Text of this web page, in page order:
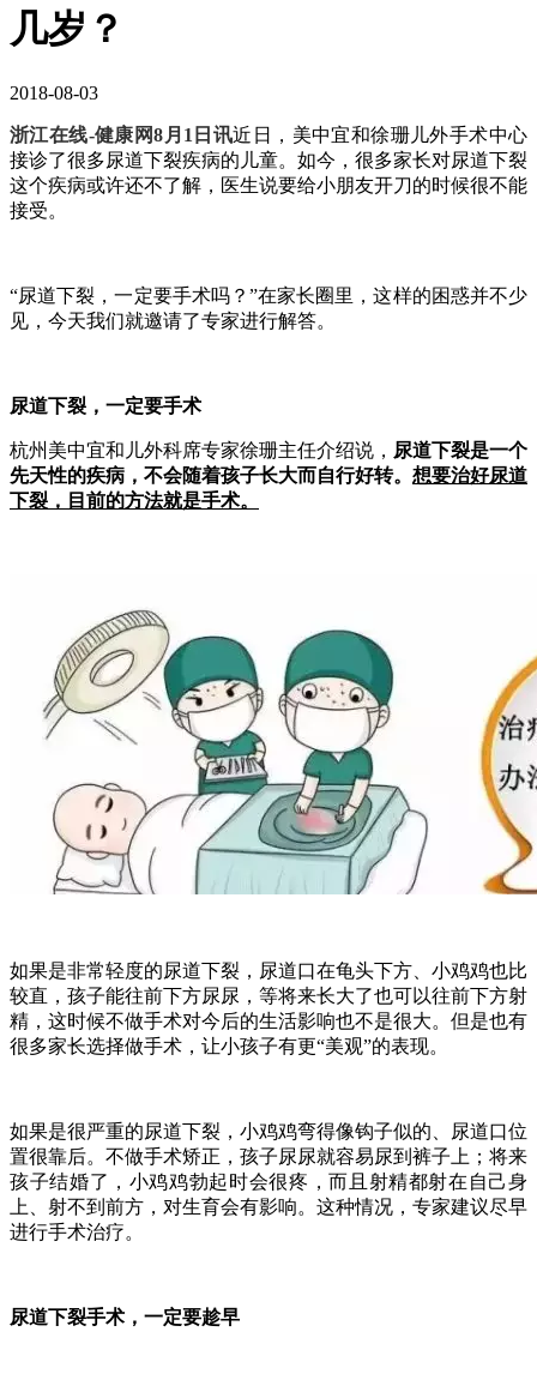
几岁？
2018-08-03
浙江在线-健康网8月1日讯近日，美中宜和徐珊儿外手术中心
接诊了很多尿道下裂疾病的儿童。如今，很多家长对尿道下裂
这个疾病或许还不了解，医生说要给小朋友开刀的时候很不能
接受。
“尿道下裂，一定要手术吗？”在家长圈里，这样的困惑并不少
见，今天我们就邀请了专家进行解答。
尿道下裂，一定要手术
杭州美中宜和儿外科席专家徐珊主任介绍说， 尿道下裂是一个
先天性的疾病，不会随着孩子长大而自行好转。 想要治好尿道
下裂，目前的方法就是手术。
如果是非常轻度的尿道下裂，尿道口在龟头下方、小鸡鸡也比
较直，孩子能往前下方尿尿，等将来长大了也可以往前下方射
精，这时候不做手术对今后的生活影响也不是很大。但是也有
很多家长选择做手术，让小孩子有更“美观”的表现。
如果是很严重的尿道下裂，小鸡鸡弯得像钩子似的、尿道口位
置很靠后。不做手术矫正，孩子尿尿就容易尿到裤子上；将来
孩子结婚了，小鸡鸡勃起时会很疼，而且射精都射在自己身
上、射不到前方，对生育会有影响。这种情况，专家建议尽早
进行手术治疗。
尿道下裂手术，一定要趁早